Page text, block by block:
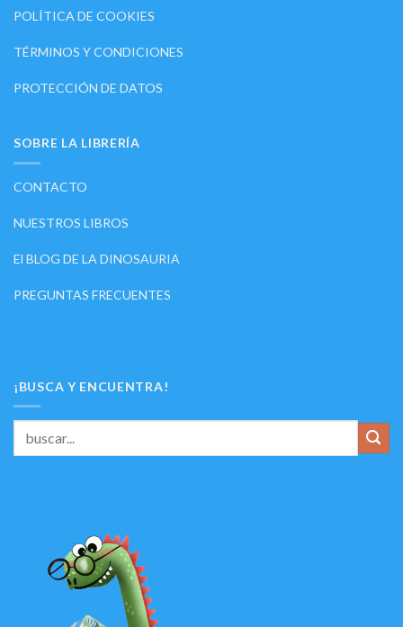
POLÍTICA DE COOKIES
TÉRMINOS Y CONDICIONES
PROTECCIÓN DE DATOS
SOBRE LA LIBRERÍA
CONTACTO
NUESTROS LIBROS
El BLOG DE LA DINOSAURIA
PREGUNTAS FRECUENTES
¡BUSCA Y ENCUENTRA!